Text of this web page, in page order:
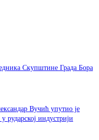
Скупштине Града Бора
Вучић упутио је
рударској индустрији